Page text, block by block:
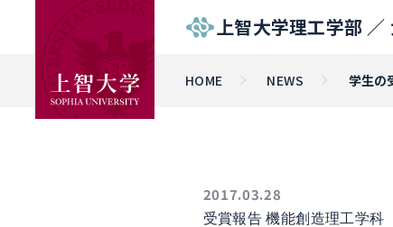
上智大学理工学部 ／
HOME NEWS 学生の
2017.03.28
受賞報告 機能創造理工学科